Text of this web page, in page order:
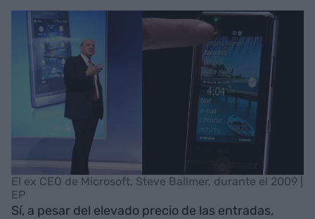
El ex CEO de Microsoft, Steve Ballmer, durante el 2009 |
EP
Sí, a pesar del elevado precio de las entradas,